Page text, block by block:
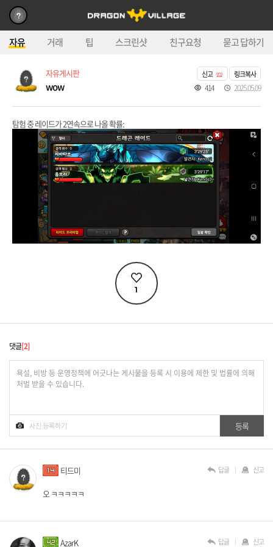
자유 거래 팁 스크린샷 친구요청 묻고 답하기
자유게시판
wow
신고 링크복사
414 2025.05.09
탐험 중 레이드가 2연속으로 나올 확률:
1
댓글 2
티드미
오 ㅋㅋㅋㅋㅋ
답글 신고
AzarK 답글 신고